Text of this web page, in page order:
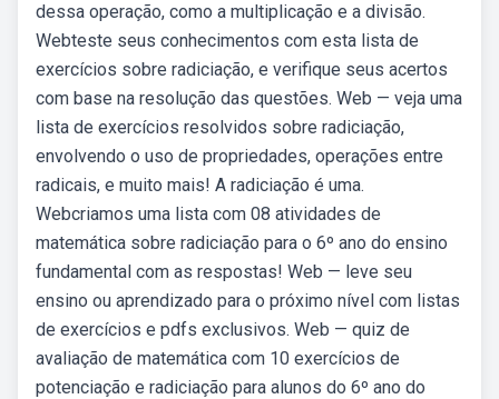
dessa operação, como a multiplicação e a divisão.
Webteste seus conhecimentos com esta lista de
exercícios sobre radiciação, e verifique seus acertos
com base na resolução das questões. Web — veja uma
lista de exercícios resolvidos sobre radiciação,
envolvendo o uso de propriedades, operações entre
radicais, e muito mais! A radiciação é uma.
Webcriamos uma lista com 08 atividades de
matemática sobre radiciação para o 6º ano do ensino
fundamental com as respostas! Web — leve seu
ensino ou aprendizado para o próximo nível com listas
de exercícios e pdfs exclusivos. Web — quiz de
avaliação de matemática com 10 exercícios de
potenciação e radiciação para alunos do 6º ano do